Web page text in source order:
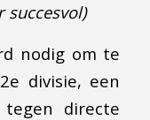
nodig om te
divisie, een
directe